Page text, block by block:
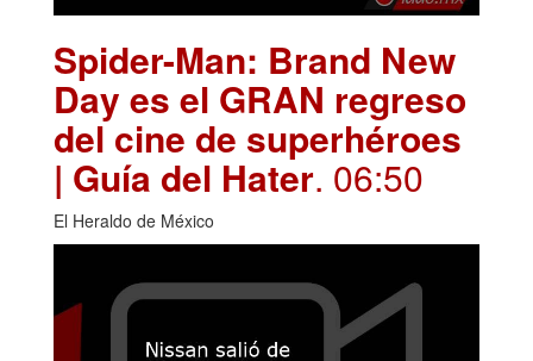
Spider-Man: Brand New
Day es el GRAN regreso
del cine de superhéroes
| Guía del Hater. 06:50
El Heraldo de México